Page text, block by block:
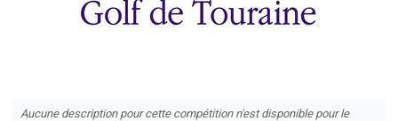
Aucune description pour cette compétition n'est disponible pour le